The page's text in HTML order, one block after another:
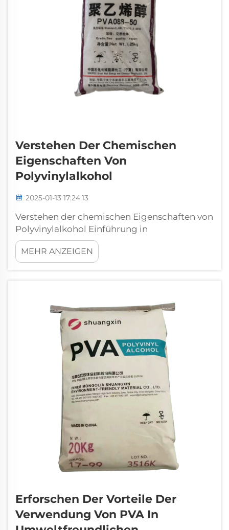
Verstehen Der Chemischen
Eigenschaften Von
Polyvinylalkohol
2025-01-13 17:24:13
Verstehen der chemischen Eigenschaften von
Polyvinylalkohol Einführung in
Polyvinylalkohol Definition und chemische
Struktur Polyvinylalkohol (PVA) ist ein
synthetisches Polymer, das für seine
MEHR ANZEIGEN
Erforschen Der Vorteile Der
Verwendung Von PVA In